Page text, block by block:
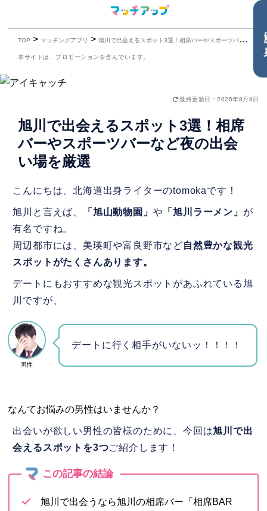
TOP >マッチングアプリ > 旭川で出会えるスポット3選！相席バーやスポーツバーなど夜の出会い場を厳選
本サイトは、プロモーションを含んでいます。
最終更新日：2026年8月8日
旭川で出会えるスポット3選！相席
バーやスポーツバーなど夜の出会
い場を厳選
目
こんにちは、北海道出身ライターのtomokaです！
旭川と言えば、 「旭山動物園」 や 「旭川ラーメン」 が
有名ですね。
周辺都市には、美瑛町や富良野市など自然豊かな観光
スポットがたくさんあります。
デートにもおすすめな観光スポットがあふれている旭
川ですが、
男性
デートに行く相手がいないッ！！！！
なんてお悩みの男性はいませんか？
出会いが欲しい男性の皆様のために、今回は旭川で出
会えるスポットを3つご紹介します！
旭川で出会うなら旭川の相席バー「相席BAR